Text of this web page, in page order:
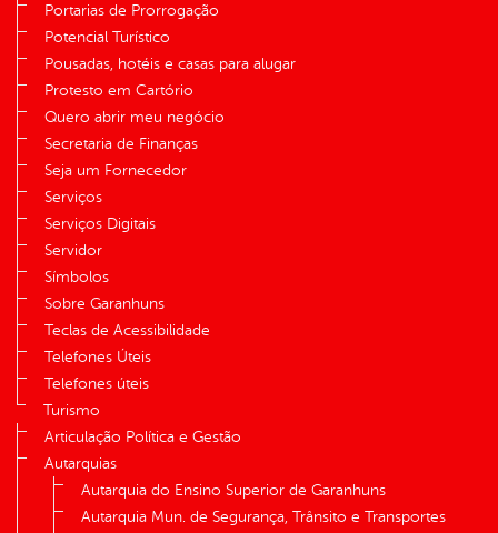
Portarias de Prorrogação
Potencial Turístico
Pousadas, hotéis e casas para alugar
Protesto em Cartório
Quero abrir meu negócio
Secretaria de Finanças
Seja um Fornecedor
Serviços
Serviços Digitais
Servidor
Símbolos
Sobre Garanhuns
Teclas de Acessibilidade
Telefones Úteis
Telefones úteis
Turismo
Articulação Política e Gestão
Autarquias
Autarquia do Ensino Superior de Garanhuns
Autarquia Mun. de Segurança, Trânsito e Transportes